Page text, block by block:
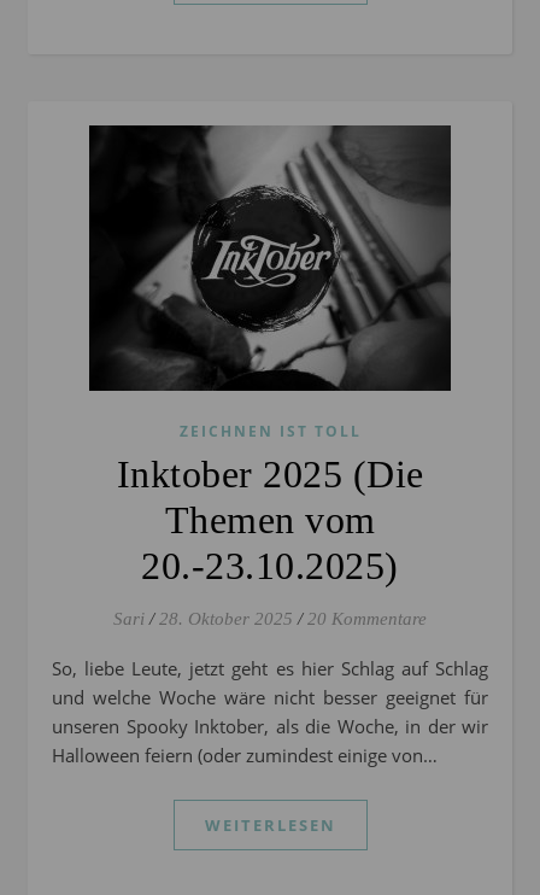
ZEICHNEN IST TOLL
Inktober 2025 (Die
Themen vom
20.-23.10.2025)
Sari / 28. Oktober 2025 / 20 Kommentare
So, liebe Leute, jetzt geht es hier Schlag auf Schlag
und welche Woche wäre nicht besser geeignet für
unseren Spooky Inktober, als die Woche, in der wir
Halloween feiern (oder zumindest einige von…
WEITERLESEN